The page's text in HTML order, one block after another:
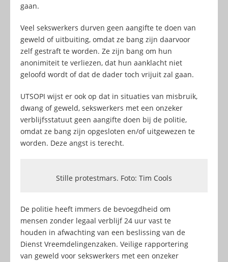
gaan.
Veel sekswerkers durven geen aangifte te doen van
geweld of uitbuiting, omdat ze bang zijn daarvoor
zelf gestraft te worden. Ze zijn bang om hun
anonimiteit te verliezen, dat hun aanklacht niet
geloofd wordt of dat de dader toch vrijuit zal gaan.
UTSOPI wijst er ook op dat in situaties van misbruik,
dwang of geweld, sekswerkers met een onzeker
verblijfsstatuut geen aangifte doen bij de politie,
omdat ze bang zijn opgesloten en/of uitgewezen te
worden. Deze angst is terecht.
Stille protestmars. Foto: Tim Cools
De politie heeft immers de bevoegdheid om
mensen zonder legaal verblijf 24 uur vast te
houden in afwachting van een beslissing van de
Dienst Vreemdelingenzaken. Veilige rapportering
van geweld voor sekswerkers met een onzeker